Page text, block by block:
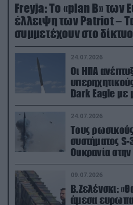
Freyja: Το «plan Β» των
έλλειψη των Patriot –
συμμετέχουν στο
24.07.2026
Οι ΗΠΑ
Dark Eagle με
24.07.2026
Τους
συστήματος
Ουκρανία
09.07.2026
Β.Ζελένσκι:
άμεσα